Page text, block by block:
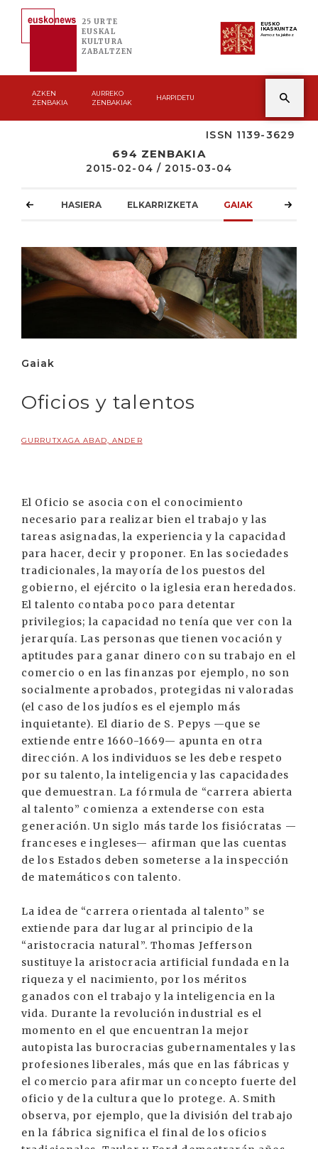
25 URTE
EUSKAL
KULTURA
ZABALTZEN
EUSKO
IKASKUNTZA
Asmoz ta jakitez
AZKEN
ZENBAKIA
AURREKO
ZENBAKIAK
HARPIDETU
ISSN 1139-3629
694 ZENBAKIA
2015-02-04 / 2015-03-04
HASIERA ELKARRIZKETA GAIAK
Gaiak
Oficios y talentos
GURRUTXAGA ABAD, ANDER
El Oficio se asocia con el conocimiento
necesario para realizar bien el trabajo y las
tareas asignadas, la experiencia y la capacidad
para hacer, decir y proponer. En las sociedades
tradicionales, la mayoría de los puestos del
gobierno, el ejército o la iglesia eran heredados.
El talento contaba poco para detentar
privilegios; la capacidad no tenía que ver con la
jerarquía. Las personas que tienen vocación y
aptitudes para ganar dinero con su trabajo en el
comercio o en las finanzas por ejemplo, no son
socialmente aprobados, protegidas ni valoradas
(el caso de los judíos es el ejemplo más
inquietante). El diario de S. Pepys —que se
extiende entre 1660-1669— apunta en otra
dirección. A los individuos se les debe respeto
por su talento, la inteligencia y las capacidades
que demuestran. La fórmula de “carrera abierta
al talento” comienza a extenderse con esta
generación. Un siglo más tarde los fisiócratas —
franceses e ingleses— afirman que las cuentas
de los Estados deben someterse a la inspección
de matemáticos con talento.
La idea de “carrera orientada al talento” se
extiende para dar lugar al principio de la
“aristocracia natural”. Thomas Jefferson
sustituye la aristocracia artificial fundada en la
riqueza y el nacimiento, por los méritos
ganados con el trabajo y la inteligencia en la
vida. Durante la revolución industrial es el
momento en el que encuentran la mejor
autopista las burocracias gubernamentales y las
profesiones liberales, más que en las fábricas y
el comercio para afirmar un concepto fuerte del
oficio y de la cultura que lo protege. A. Smith
observa, por ejemplo, que la división del trabajo
en la fábrica significa el final de los oficios